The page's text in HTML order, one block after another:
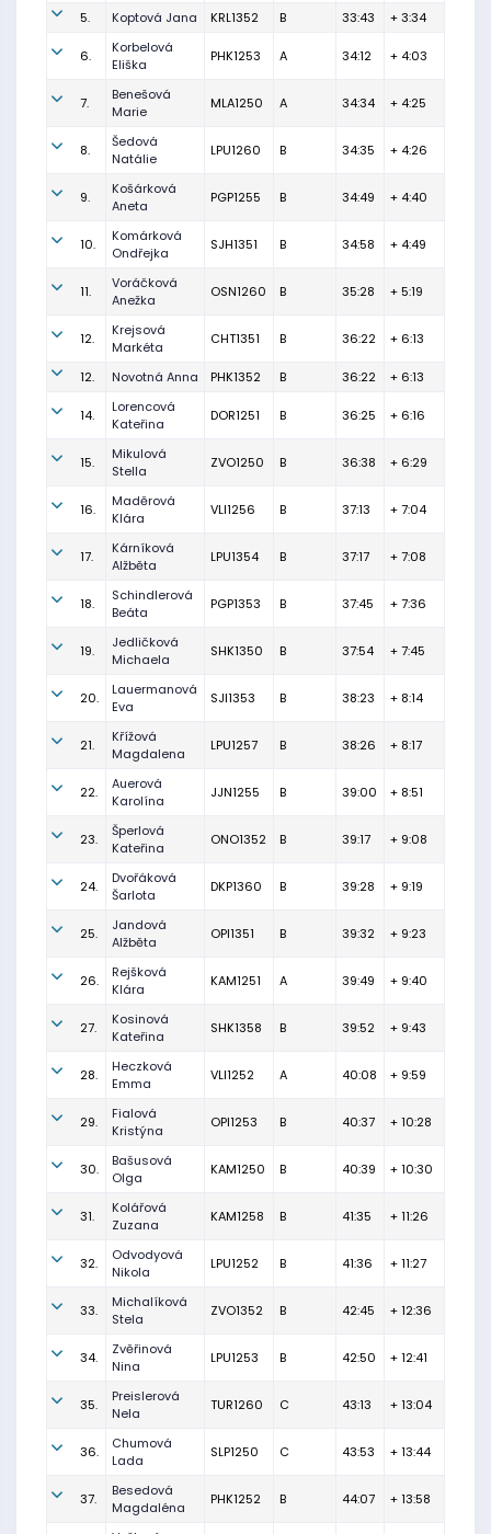
5. Koptová Jana KRL1352 B 33:43 + 3:34
6.
Korbelová
Eliška
PHK1253 A 34:12 + 4:03
7.
Benešová
Marie
MLA1250 A 34:34 + 4:25
8.
Šedová
Natálie
LPU1260 B 34:35 + 4:26
9.
Košárková
Aneta
PGP1255 B 34:49 + 4:40
10.
Komárková
Ondřejka
SJH1351 B 34:58 + 4:49
11.
Voráčková
Anežka
OSN1260 B 35:28 + 5:19
12.
Krejsová
Markéta
CHT1351 B 36:22 + 6:13
12. Novotná Anna PHK1352 B 36:22 + 6:13
14.
Lorencová
Kateřina
DOR1251 B 36:25 + 6:16
15.
Mikulová
Stella
ZVO1250 B 36:38 + 6:29
16.
Maděrová
Klára
VLI1256 B 37:13 + 7:04
17.
Kárníková
Alžběta
LPU1354 B 37:17 + 7:08
18.
Schindlerová
Beáta
PGP1353 B 37:45 + 7:36
19.
Jedličková
Michaela
SHK1350 B 37:54 + 7:45
20.
Lauermanová
Eva
SJI1353 B 38:23 + 8:14
21.
Křížová
Magdalena
LPU1257 B 38:26 + 8:17
22.
Auerová
Karolína
JJN1255 B 39:00 + 8:51
23.
Šperlová
Kateřina
ONO1352 B 39:17 + 9:08
24.
Dvořáková
Šarlota
DKP1360 B 39:28 + 9:19
25.
Jandová
Alžběta
OPI1351 B 39:32 + 9:23
26.
Rejšková
Klára
KAM1251 A 39:49 + 9:40
27.
Kosinová
Kateřina
SHK1358 B 39:52 + 9:43
28.
Heczková
Emma
VLI1252 A 40:08 + 9:59
29.
Fialová
Kristýna
OPI1253 B 40:37 + 10:28
30.
Bašusová
Olga
KAM1250 B 40:39 + 10:30
31.
Kolářová
Zuzana
KAM1258 B 41:35 + 11:26
32.
Odvodyová
Nikola
LPU1252 B 41:36 + 11:27
33.
Michalíková
Stela
ZVO1352 B 42:45 + 12:36
34.
Zvěřinová
Nina
LPU1253 B 42:50 + 12:41
35.
Preislerová
Nela
TUR1260 C 43:13 + 13:04
36.
Chumová
Lada
SLP1250 C 43:53 + 13:44
37.
Besedová
Magdaléna
PHK1252 B 44:07 + 13:58